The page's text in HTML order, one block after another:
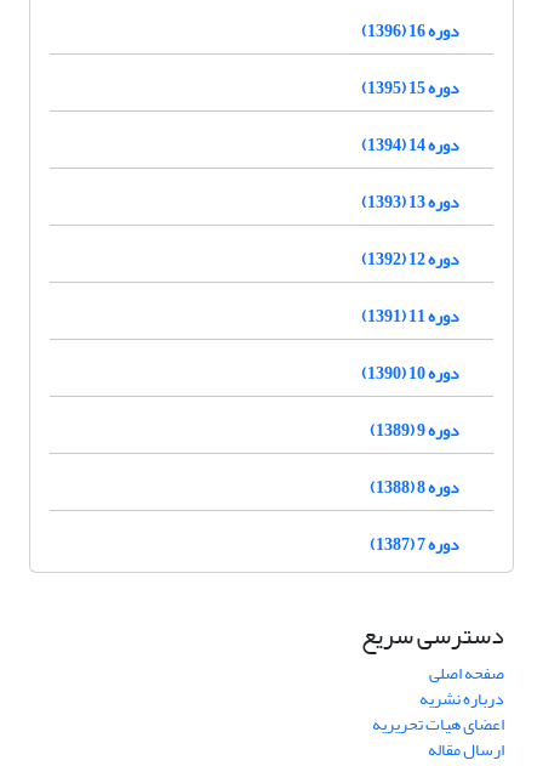
دوره 16 (1396)
دوره 15 (1395)
دوره 14 (1394)
دوره 13 (1393)
دوره 12 (1392)
دوره 11 (1391)
دوره 10 (1390)
دوره 9 (1389)
دوره 8 (1388)
دوره 7 (1387)
دسترسی سریع
صفحه اصلی
درباره نشریه
اعضای هیات تحریریه
ارسال مقاله